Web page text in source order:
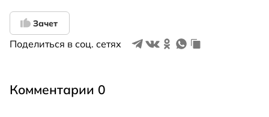
Зачет
Поделиться в соц. сетях
Комментарии 0